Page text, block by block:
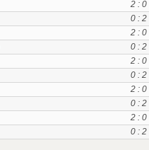
2 : 0
0 : 2
2 : 0
0 : 2
2 : 0
0 : 2
2 : 0
0 : 2
2 : 0
0 : 2